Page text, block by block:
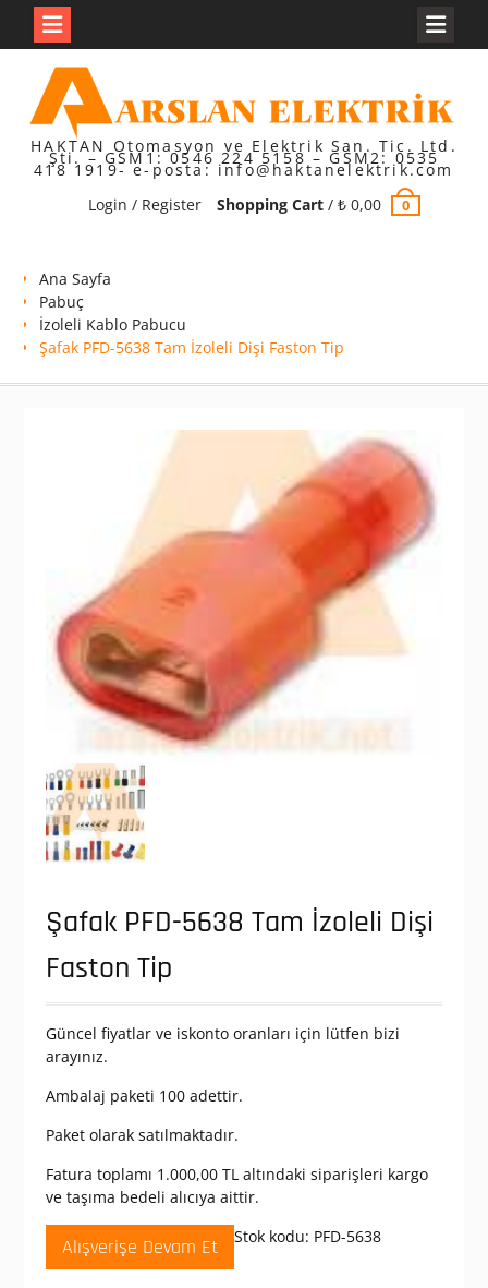
content
HAKTAN Otomasyon ve Elektrik San. Tic. Ltd.
Şti. – GSM1: 0546 224 5158 – GSM2: 0535
418 1919- e-posta: info@haktanelektrik.com
Login / Register
Shopping Cart/ ₺0,00 0
Ana Sayfa
Pabuç
İzoleli Kablo Pabucu
Şafak PFD-5638 Tam İzoleli Dişi Faston Tip
Şafak PFD-5638 Tam İzoleli Dişi
Faston Tip
Güncel fiyatlar ve iskonto oranları için lütfen bizi
arayınız.
Ambalaj paketi 100 adettir.
Paket olarak satılmaktadır.
Fatura toplamı 1.000,00 TL altındaki siparişleri kargo
ve taşıma bedeli alıcıya aittir.
Alışverişe Devam Et Stok kodu: PFD-5638